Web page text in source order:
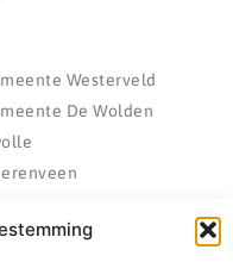
Westerveld
De Wolden